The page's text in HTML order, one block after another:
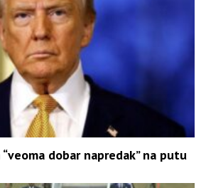
dobar napredak” na putu